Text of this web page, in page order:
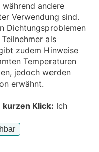
andere
Verwendung sind.
Dichtungsproblemen
als
zudem Hinweise
Temperaturen
jedoch werden
erwähnt.
Klick: Ich